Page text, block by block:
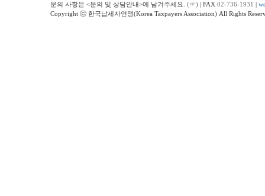
문의 사항은 <문의 및 상담안내>에 남겨주세요. (☞) | FAX 02-736-1931 |
Copyright ⓒ 한국납세자연맹(Korea Taxpayers Association) All Rights